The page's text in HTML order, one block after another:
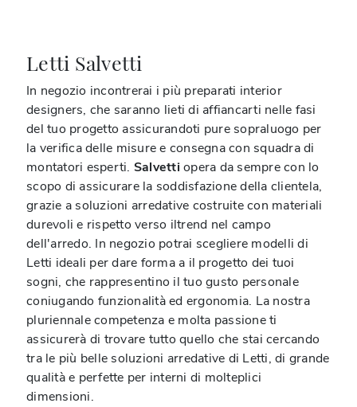
Letti Salvetti
In negozio incontrerai i più preparati interior
designers, che saranno lieti di affiancarti nelle fasi
del tuo progetto assicurandoti pure sopraluogo per
la verifica delle misure e consegna con squadra di
montatori esperti. Salvettiopera da sempre con lo
scopo di assicurare la soddisfazione della clientela,
grazie a soluzioni arredative costruite con materiali
durevoli e rispetto verso iltrend nel campo
dell'arredo. In negozio potrai scegliere modelli di
Letti ideali per dare forma a il progetto dei tuoi
sogni, che rappresentino il tuo gusto personale
coniugando funzionalità ed ergonomia. La nostra
pluriennale competenza e molta passione ti
assicurerà di trovare tutto quello che stai cercando
tra le più belle soluzioni arredative di Letti, di grande
qualità e perfette per interni di molteplici
dimensioni.